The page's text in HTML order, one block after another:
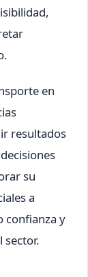
en
resultados
su
a
confianza y
sector.